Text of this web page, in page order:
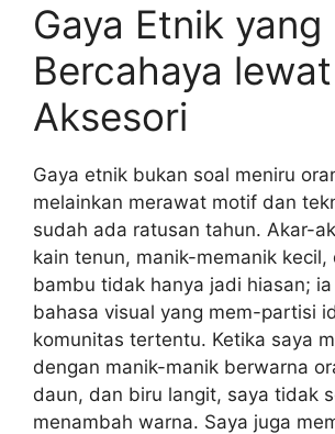
Gaya Etnik yang
Bercahaya lewat
Aksesori
Gaya etnik bukan soal meniru
melainkan merawat motif dan
sudah ada ratusan tahun. Akar-
kain tenun, manik-memanik kecil,
bambu tidak hanya jadi hiasan;
bahasa visual yang mem-partisi
komunitas tertentu. Ketika saya
dengan manik-manik berwarna
daun, dan biru langit, saya tidak
menambah warna. Saya juga